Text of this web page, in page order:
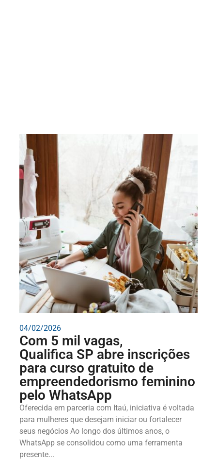
04/02/2026
Com 5 mil vagas,
Qualifica SP abre inscrições
para curso gratuito de
empreendedorismo feminino
pelo WhatsApp
Oferecida em parceria com Itaú, iniciativa é voltada
para mulheres que desejam iniciar ou fortalecer
seus negócios Ao longo dos últimos anos, o
WhatsApp se consolidou como uma ferramenta
presente...